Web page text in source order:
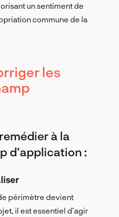
un sentiment de
commune de la
les
à la
d’application :
périmètre devient
il est essentiel d’agir